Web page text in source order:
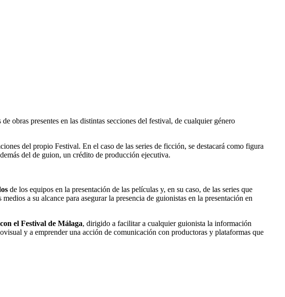
obras presentes en las distintas secciones del festival, de cualquier género
del propio Festival. En el caso de las series de ficción, se destacará como figura
del de guion, un crédito de producción ejecutiva.
de los equipos en la presentación de las películas y, en su caso, de las series que
a su alcance para asegurar la presencia de guionistas en la presentación en
el Festival de Málaga, dirigido a facilitar a cualquier guionista la información
y a emprender una acción de comunicación con productoras y plataformas que